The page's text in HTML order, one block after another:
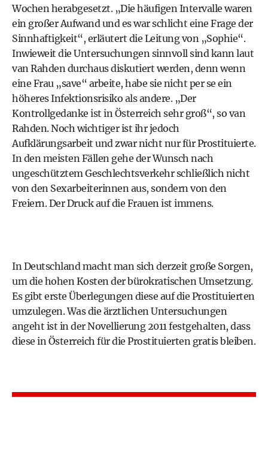
Wochen herabgesetzt. „Die häufigen Intervalle waren
ein großer Aufwand und es war schlicht eine Frage der
Sinnhaftigkeit“, erläutert die Leitung von „Sophie“.
Inwieweit die Untersuchungen sinnvoll sind kann laut
van Rahden durchaus diskutiert werden, denn wenn
eine Frau „save“ arbeite, habe sie nicht per se ein
höheres Infektionsrisiko als andere. „Der
Kontrollgedanke ist in Österreich sehr groß“, so van
Rahden. Noch wichtiger ist ihr jedoch
Aufklärungsarbeit und zwar nicht nur für Prostituierte.
In den meisten Fällen gehe der Wunsch nach
ungeschütztem Geschlechtsverkehr schließlich nicht
von den Sexarbeiterinnen aus, sondern von den
Freiern. Der Druck auf die Frauen ist immens.
In Deutschland macht man sich derzeit große Sorgen,
um die hohen Kosten der bürokratischen Umsetzung.
Es gibt erste Überlegungen diese auf die Prostituierten
umzulegen. Was die ärztlichen Untersuchungen
angeht ist in der Novellierung 2011 festgehalten, dass
diese in Österreich für die Prostituierten gratis bleiben.